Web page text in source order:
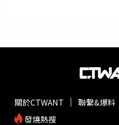
關於CTWANT 聯繫&爆料
發燒熱搜